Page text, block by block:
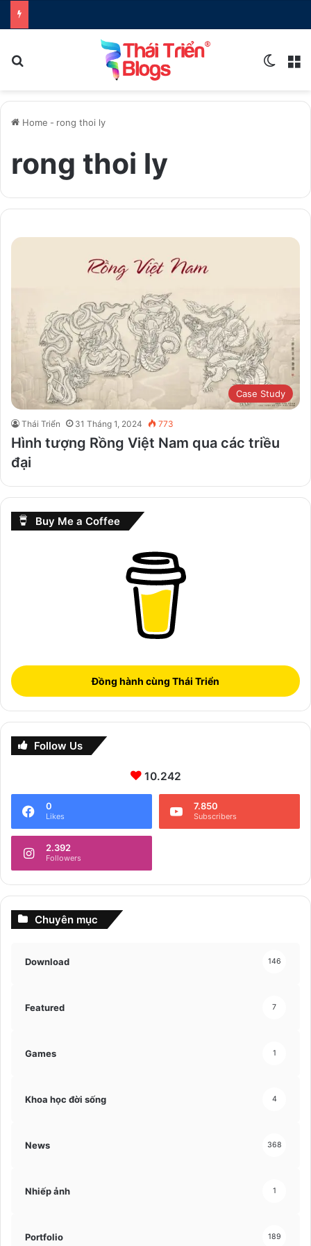
Home - rong thoi ly
rong thoi ly
Case Study
Thái Triển 31 Tháng 1, 2024 773
Hình tượng Rồng Việt Nam qua các triều
đại
Buy Me a Coffee
Đồng hành cùng Thái Triển
Follow Us
10.242
0
Likes
7.850
Subscribers
2.392
Followers
Chuyên mục
Download 146
Featured 7
Games 1
Khoa học đời sống 4
News 368
Nhiếp ảnh 1
Portfolio 189